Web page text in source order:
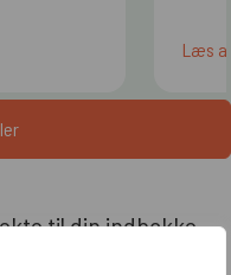
Læs
til din indbakke